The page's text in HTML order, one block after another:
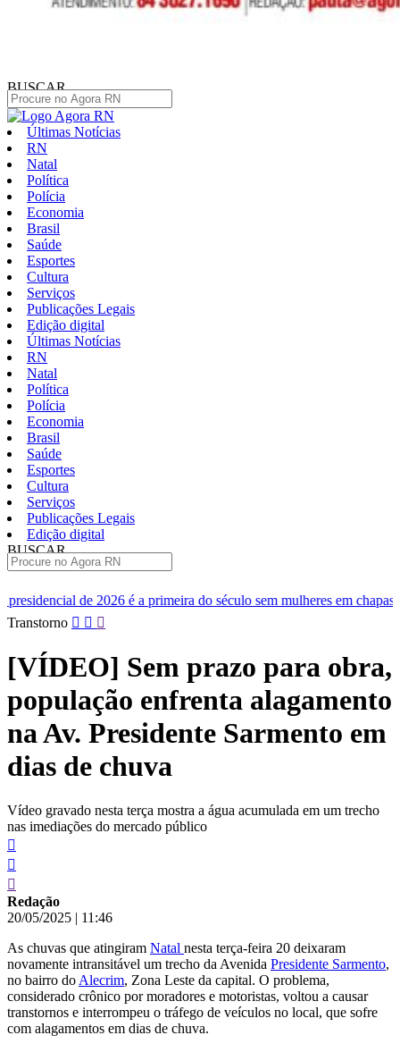
BUSCAR
Últimas Notícias
RN
Natal
Política
Polícia
Economia
Brasil
Saúde
Esportes
Cultura
Serviços
Publicações Legais
Edição digital
Últimas Notícias
RN
Natal
Política
Polícia
Economia
Brasil
Saúde
Esportes
Cultura
Serviços
Publicações Legais
Edição digital
BUSCAR
primeira do século sem mulheres em chapas competitivas
Pular
conteúdo
Transtorno
[VÍDEO] Sem prazo para obra,
população enfrenta alagamento
na Av. Presidente Sarmento em
dias de chuva
Vídeo gravado nesta terça mostra a água acumulada em um trecho
nas imediações do mercado público
Redação
20/05/2025 | 11:46
As chuvas que atingiram Natal nesta terça-feira 20 deixaram
novamente intransitável um trecho da Avenida Presidente Sarmento,
no bairro do Alecrim, Zona Leste da capital. O problema,
considerado crônico por moradores e motoristas, voltou a causar
transtornos e interrompeu o tráfego de veículos no local, que sofre
com alagamentos em dias de chuva.